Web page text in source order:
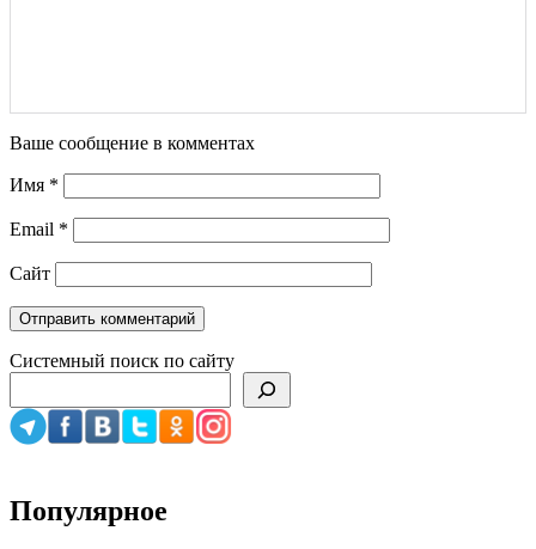
Ваше сообщение в комментах
Имя *
Email *
Сайт
Системный поиск по сайту
Популярное